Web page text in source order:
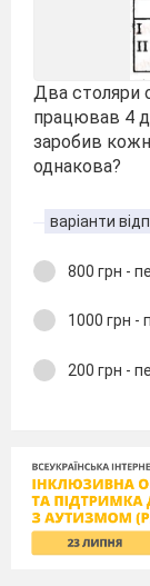
Два столяри
працював 4
заробив
однакова?
варіанти
800 грн -
1000 грн -
200 грн -